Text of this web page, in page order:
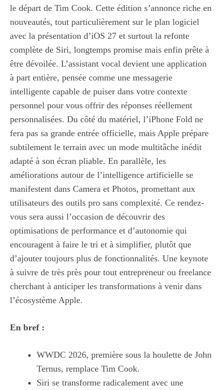
le départ de Tim Cook. Cette édition s’annonce riche en
nouveautés, tout particulièrement sur le plan logiciel
avec la présentation d’iOS 27 et surtout la refonte
complète de Siri, longtemps promise mais enfin prête à
être dévoilée. L’assistant vocal devient une application
à part entière, pensée comme une messagerie
intelligente capable de puiser dans votre contexte
personnel pour vous offrir des réponses réellement
personnalisées. Du côté du matériel, l’iPhone Fold ne
fera pas sa grande entrée officielle, mais Apple prépare
subtilement le terrain avec un mode multitâche inédit
adapté à son écran pliable. En parallèle, les
améliorations autour de l’intelligence artificielle se
manifestent dans Camera et Photos, promettant aux
utilisateurs des outils pro sans complexité. Ce rendez-
vous sera aussi l’occasion de découvrir des
optimisations de performance et d’autonomie qui
encouragent à faire le tri et à simplifier, plutôt que
d’ajouter toujours plus de fonctionnalités. Une keynote
à suivre de très près pour tout entrepreneur ou freelance
cherchant à anticiper les transformations à venir dans
l’écosystème Apple.
En bref :
WWDC 2026, première sous la houlette de John
Ternus, remplace Tim Cook.
Siri se transforme radicalement avec une